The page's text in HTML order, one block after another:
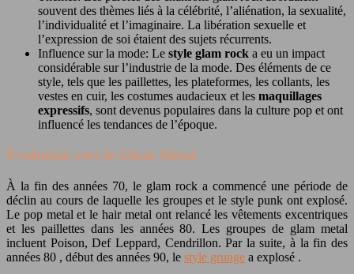
souvent des thèmes liés à la célébrité, l’aliénation, la sexualité,
l’individualité et l’imaginaire. La libération sexuelle et
l’expression de soi étaient des sujets récurrents.
Influence sur la mode: Le style glam rock a eu un impact
considérable sur l’industrie de la mode. Des éléments de ce
style, tels que les paillettes, les plateformes, les collants, les
vestes en cuir, les costumes audacieux et les maquillages
expressifs, sont devenus populaires dans la culture pop et ont
influencé les tendances de l’époque.
Évolution vers le Glam Metal
À la fin des années 70, le glam rock a commencé une période de
déclin au cours de laquelle les groupes et le style punk ont ​​explosé.
Le pop metal et le hair metal ont relancé les vêtements excentriques
et les paillettes dans les années 80. Les groupes de glam metal
incluent Poison, Def Leppard, Cendrillon. Par la suite, à la fin des
années 80 , début des années 90, le style grunge a explosé .